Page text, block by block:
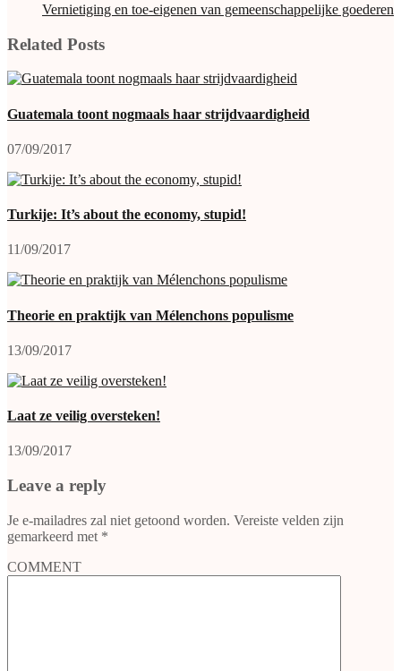
Vernietiging en toe-eigenen van gemeenschappelijke goederen
Related Posts
Guatemala toont nogmaals haar strijdvaardigheid
07/09/2017
Turkije: It’s about the economy, stupid!
11/09/2017
Theorie en praktijk van Mélenchons populisme
13/09/2017
Laat ze veilig oversteken!
13/09/2017
Leave a reply
Je e-mailadres zal niet getoond worden. Vereiste velden zijn
gemarkeerd met *
COMMENT